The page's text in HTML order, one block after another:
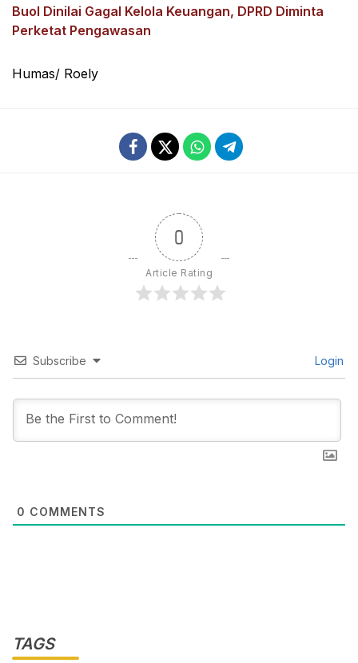
Buol Dinilai Gagal Kelola Keuangan, DPRD Diminta
Perketat Pengawasan
Humas/ Roely
0
Article Rating
Subscribe Login
0 COMMENTS
TAGS